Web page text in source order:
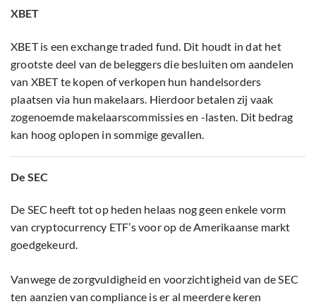
XBET
XBET is een exchange traded fund. Dit houdt in dat het
grootste deel van de beleggers die besluiten om aandelen
van XBET te kopen of verkopen hun handelsorders
plaatsen via hun makelaars. Hierdoor betalen zij vaak
zogenoemde makelaarscommissies en -lasten. Dit bedrag
kan hoog oplopen in sommige gevallen.
De SEC
De SEC heeft tot op heden helaas nog geen enkele vorm
van cryptocurrency ETF’s voor op de Amerikaanse markt
goedgekeurd.
Vanwege de zorgvuldigheid en voorzichtigheid van de SEC
ten aanzien van compliance is er al meerdere keren